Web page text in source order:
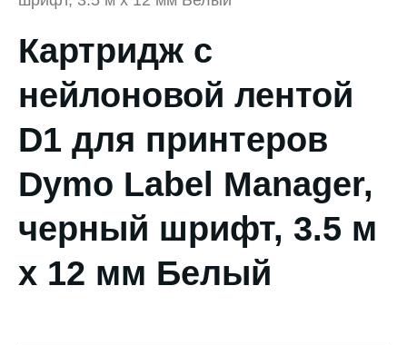
Картридж с
нейлоновой лентой
D1 для принтеров
Dymo Label Manager,
черный шрифт, 3.5 м
x 12 мм Белый